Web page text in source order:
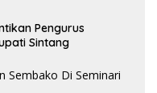
Pengurus
Sintang